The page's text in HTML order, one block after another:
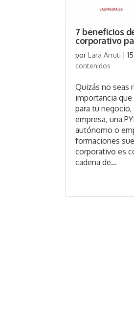
7 beneficios
corporativo
porLara Arruti |
contenidos
Quizás no seas
importancia
para tu negocio,
empresa, una
autónomo o
formaciones
corporativo es
cadena de...